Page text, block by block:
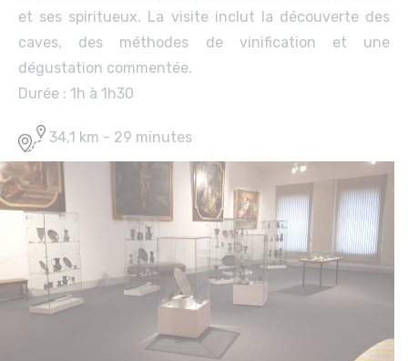
et ses spiritueux. La visite inclut la découverte des
caves, des méthodes de vinification et une
dégustation commentée.
Durée : 1h à 1h30
34,1 km - 29 minutes